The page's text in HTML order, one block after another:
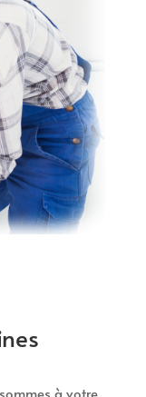
à votre